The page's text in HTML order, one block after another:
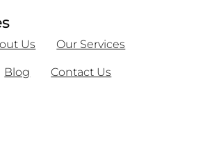
Us Our Services
Blog Contact Us